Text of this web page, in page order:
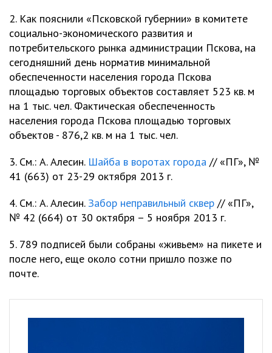
2. Как пояснили «Псковской губернии» в комитете
социально-экономического развития и
потребительского рынка администрации Пскова, на
сегодняшний день норматив минимальной
обеспеченности населения города Пскова
площадью торговых объектов составляет 523 кв. м
на 1 тыс. чел. Фактическая обеспеченность
населения города Пскова площадью торговых
объектов - 876,2 кв. м на 1 тыс. чел.
3. См.: А. Алесин. Шайба в воротах города // «ПГ», №
41 (663) от 23-29 октября 2013 г.
4. См.: А. Алесин. Забор неправильный сквер // «ПГ»,
№ 42 (664) от 30 октября – 5 ноября 2013 г.
5. 789 подписей были собраны «живьем» на пикете и
после него, еще около сотни пришло позже по
почте.